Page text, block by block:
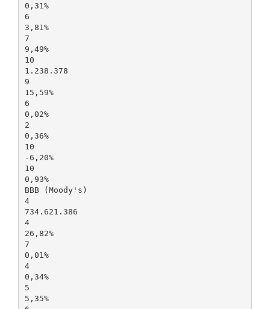
0,31%
6
3,81%
7
9,49%
10
1.238.378
9
15,59%
6
0,02%
2
0,36%
10
-6,20%
10
0,93%
BBB (Moody's)
4
734.621.386
4
26,82%
7
0,01%
4
0,34%
5
5,35%